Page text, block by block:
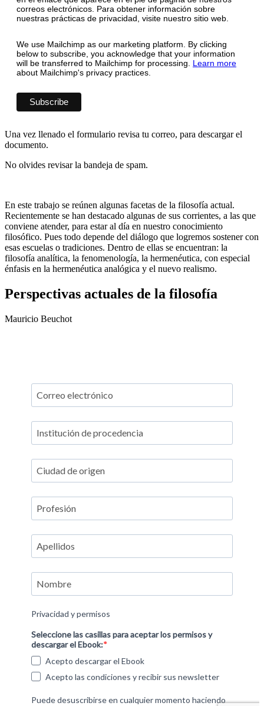
correos electrónicos. Para obtener información sobre
nuestras prácticas de privacidad, visite nuestro sitio web.
We use Mailchimp as our marketing platform. By clicking
below to subscribe, you acknowledge that your information
will be transferred to Mailchimp for processing. Learn more
about Mailchimp's privacy practices.
Una vez llenado el formulario revisa tu correo, para descargar el
documento.
No olvides revisar la bandeja de spam.
En este trabajo se reúnen algunas facetas de la filosofía actual.
Recientemente se han destacado algunas de sus corrientes, a las que
conviene atender, para estar al día en nuestro conocimiento
filosófico. Pues todo depende del diálogo que logremos sostener con
esas escuelas o tradiciones. Dentro de ellas se encuentran: la
filosofía analítica, la fenomenología, la hermenéutica, con especial
énfasis en la hermenéutica analógica y el nuevo realismo.
Perspectivas actuales de la filosofía
Mauricio Beuchot